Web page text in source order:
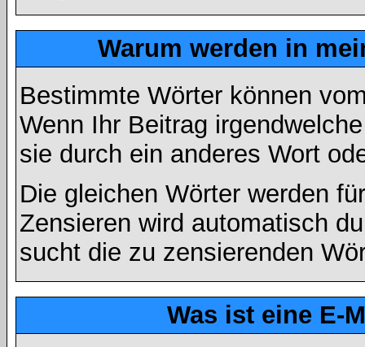
Warum werden in
Bestimmte Wörter können
Wenn Ihr Beitrag
sie durch ein anderes Wort
Die gleichen Wörter werden
Zensieren wird automatisch
sucht die zu zensierenden
Was ist eine E-